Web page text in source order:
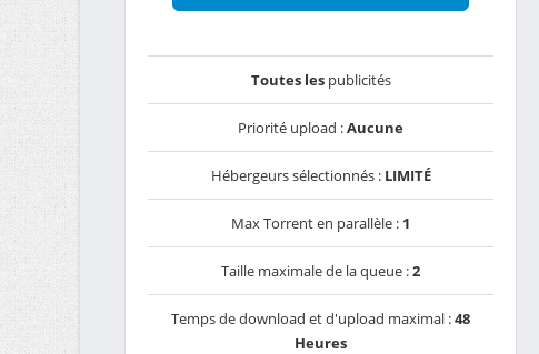
Toutes lespublicités
Priorité upload :Aucune
Hébergeurs sélectionnés : LIMITÉ
Max Torrent en parallèle : 1
Taille maximale de la queue :2
Temps de download et d'upload maximal :48
Heures